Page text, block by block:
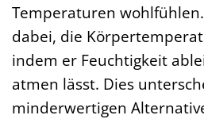
Temperaturen
dabei, die
indem er Feuchtigkeit
atmen lässt. Dies
minderwertigen